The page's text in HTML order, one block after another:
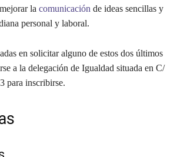
la comunicación de ideas sencillas y
personal y laboral.
en solicitar alguno de estos dos últimos
a la delegación de Igualdad situada en C/
para inscribirse.